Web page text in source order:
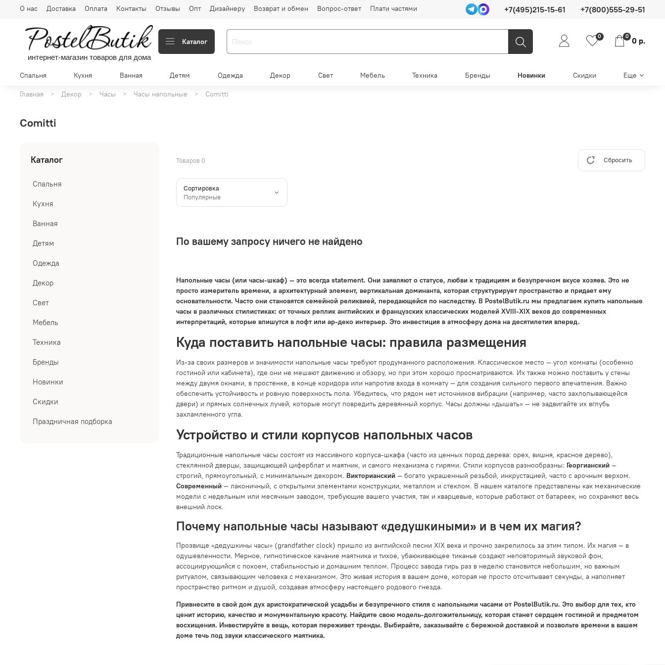
О нас Доставка Оплата Контакты Отзывы Опт Дизайнеру Возврат и обмен Вопрос-ответ Плати частями +7(495)215-15-61 +7(800)555-29-51
интернет-магазин товаров для дома
Каталог
0 0 0 р.
Спальня Кухня Ванная Детям Одежда Декор Свет Мебель Техника Бренды Новинки Скидки Еще
Главная Декор Часы Часы напольные Comitti
Comitti
Товаров 0 Сбросить
Сортировка
По вашему запросу ничего не найдено
Напольные часы (или часы-шкаф) — это всегда statement. Они заявляют о статусе, любви к традициям и безупречном вкусе хозяев. Это не
просто измеритель времени, а архитектурный элемент, вертикальная доминанта, которая структурирует пространство и придает ему
основательности. Часто они становятся семейной реликвией, передающейся по наследству. В PostelButik.ru мы предлагаем купить напольные
часы в различных стилистиках: от точных реплик английских и французских классических моделей XVIII-XIX веков до современных
интерпретаций, которые впишутся в лофт или ар-деко интерьер. Это инвестиция в атмосферу дома на десятилетия вперед.
Куда поставить напольные часы: правила размещения
Из-за своих размеров и значимости напольные часы требуют продуманного расположения. Классическое место — угол комнаты (особенно
гостиной или кабинета), где они не мешают движению и обзору, но при этом хорошо просматриваются. Их также можно поставить у стены
между двумя окнами, в простенке, в конце коридора или напротив входа в комнату — для создания сильного первого впечатления. Важно
обеспечить устойчивость и ровную поверхность пола. Убедитесь, что рядом нет источников вибрации (например, часто захлопывающейся
двери) и прямых солнечных лучей, которые могут повредить деревянный корпус. Часы должны «дышать» — не задвигайте их вглубь
захламленного угла.
Устройство и стили корпусов напольных часов
Традиционные напольные часы состоят из массивного корпуса-шкафа (часто из ценных пород дерева: орех, вишня, красное дерево),
стеклянной дверцы, защищающей циферблат и маятник, и самого механизма с гирями. Стили корпусов разнообразны: Георгианский—
строгий, прямоугольный, с минимальным декором. Викторианский— богато украшенный резьбой, инкрустацией, часто с арочным верхом.
Современный— лаконичный, с открытыми элементами конструкции, металлом и стеклом. В нашем каталоге представлены как механические
модели с недельным или месячным заводом, требующие вашего участия, так и кварцевые, которые работают от батареек, но сохраняют весь
внешний лоск.
Почему напольные часы называют «дедушкиными» и в чем их магия?
Прозвище «дедушкины часы» (grandfather clock) пришло из английской песни XIX века и прочно закрепилось за этим типом. Их магия — в
одушевленности. Мерное, гипнотическое качание маятника и тихое, убаюкивающее тиканье создают неповторимый звуковой фон,
ассоциирующийся с покоем, стабильностью и домашним теплом. Процесс завода гирь раз в неделю становится небольшим, но важным
ритуалом, связывающим человека с механизмом. Это живая история в вашем доме, которая не просто отсчитывает секунды, а наполняет
пространство ритмом и душой, создавая атмосферу настоящего родового гнезда.
Привнесите в свой дом дух аристократической усадьбы и безупречного стиля с напольными часами от PostelButik.ru. Это выбор для тех, кто
ценит историю, качество и монументальную красоту. Найдите свою модель-долгожительницу, которая станет сердцем гостиной и предметом
восхищения. Инвестируйте в вещь, которая переживет тренды. Выбирайте, заказывайте с бережной доставкой и позвольте времени в вашем
доме течь под звуки классического маятника.
Каталог
Спальня
Кухня
Ванная
Детям
Одежда
Декор
Свет
Мебель
Техника
Бренды
Новинки
Скидки
Праздничная подборка